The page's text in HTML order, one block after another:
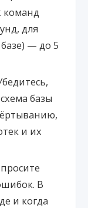
команд
для
— до 5
базы
и их
В
и когда